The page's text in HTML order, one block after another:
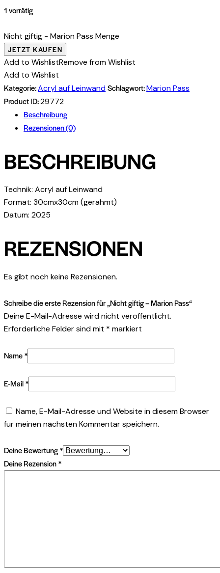
1 vorrätig
Nicht giftig - Marion Pass Menge
JETZT KAUFEN
Add to WishlistRemove from Wishlist
Add to Wishlist
Kategorie:Acryl auf LeinwandSchlagwort:Marion Pass
Product ID:29772
Beschreibung
Rezensionen (0)
BESCHREIBUNG
Technik: Acryl auf Leinwand
Format: 30cmx30cm (gerahmt)
Datum: 2025
REZENSIONEN
Es gibt noch keine Rezensionen.
Schreibe die erste Rezension für „Nicht giftig – Marion Pass“
Deine E-Mail-Adresse wird nicht veröffentlicht.
Erforderliche Felder sind mit * markiert
Name*
E-Mail*
Name, E-Mail-Adresse und Website in diesem Browser
für meinen nächsten Kommentar speichern.
Deine Bewertung*
Deine Rezension*